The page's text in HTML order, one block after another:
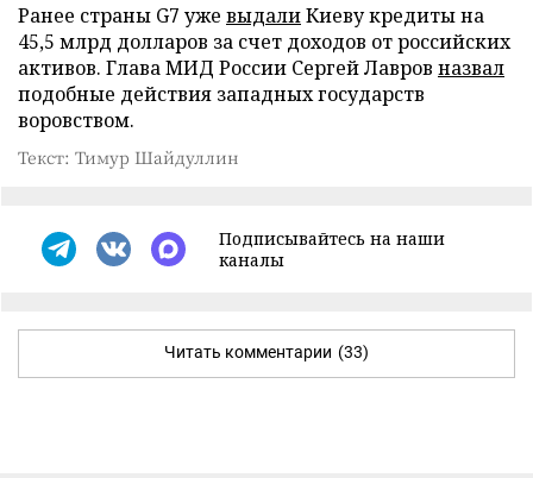
Ранее страны G7 уже выдалиКиеву кредиты на
45,5 млрд долларов за счет доходов от российских
активов. Глава МИД России Сергей Лавров назвал
подобные действия западных государств
воровством.
Текст: Тимур Шайдуллин
Подписывайтесь на наши
каналы
Читать комментарии (33)